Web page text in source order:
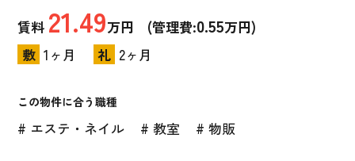
賃料 21.49万円 (管理費:0.55万円)
敷 1ヶ月 礼 2ヶ月
この物件に合う職種
# エステ・ネイル # 教室 # 物販